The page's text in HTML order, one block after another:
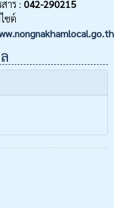
าร : 042-290215
ซต์